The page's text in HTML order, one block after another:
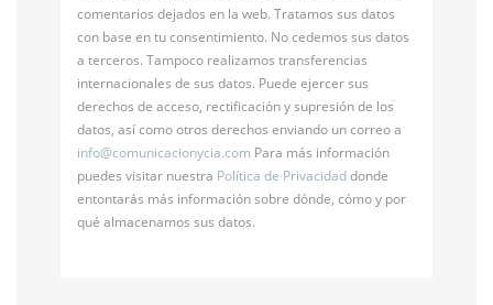
comentarios dejados en la web. Tratamos sus datos
con base en tu consentimiento. No cedemos sus datos
a terceros. Tampoco realizamos transferencias
internacionales de sus datos. Puede ejercer sus
derechos de acceso, rectificación y supresión de los
datos, así como otros derechos enviando un correo a
info@comunicacionycia.com Para más información
puedes visitar nuestra Política de Privacidaddonde
entontarás más información sobre dónde, cómo y por
qué almacenamos sus datos.